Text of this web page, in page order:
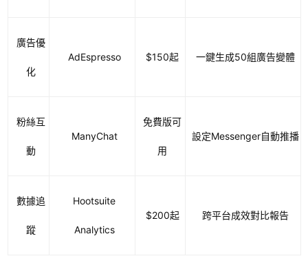
廣告優
化
AdEspresso $150起 一鍵生成50組廣告變體
粉絲互
動
ManyChat
免費版可
用
設定Messenger自動推播
數據追
蹤
Hootsuite
Analytics
$200起 跨平台成效對比報告